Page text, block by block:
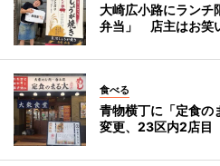
大崎広小路にランチ
弁当」 店主はお笑
食べる
青物横丁に「定食
変更、23区内2店目